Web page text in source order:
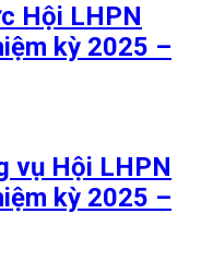
Hội LHPN
kỳ 2025 –
vụ Hội LHPN
kỳ 2025 –